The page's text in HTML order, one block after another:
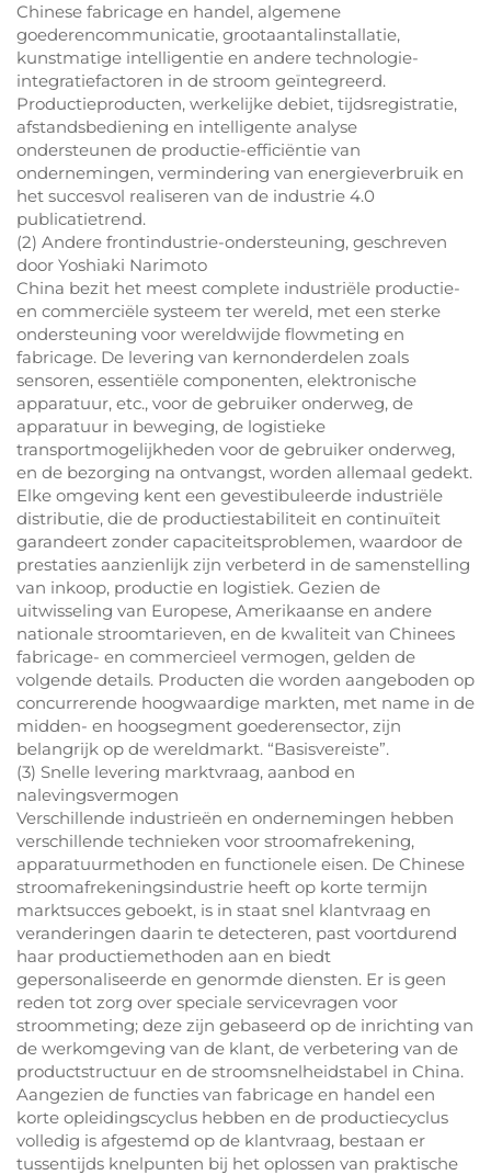
Chinese fabricage en handel, algemene
goederencommunicatie, grootaantalinstallatie,
kunstmatige intelligentie en andere technologie-
integratiefactoren in de stroom geïntegreerd.
Productieproducten, werkelijke debiet, tijdsregistratie,
afstandsbediening en intelligente analyse
ondersteunen de productie-efficiëntie van
ondernemingen, vermindering van energieverbruik en
het succesvol realiseren van de industrie 4.0
publicatietrend.
(2) Andere frontindustrie-ondersteuning, geschreven
door Yoshiaki Narimoto
China bezit het meest complete industriële productie-
en commerciële systeem ter wereld, met een sterke
ondersteuning voor wereldwijde flowmeting en
fabricage. De levering van kernonderdelen zoals
sensoren, essentiële componenten, elektronische
apparatuur, etc., voor de gebruiker onderweg, de
apparatuur in beweging, de logistieke
transportmogelijkheden voor de gebruiker onderweg,
en de bezorging na ontvangst, worden allemaal gedekt.
Elke omgeving kent een gevestibuleerde industriële
distributie, die de productiestabiliteit en continuïteit
garandeert zonder capaciteitsproblemen, waardoor de
prestaties aanzienlijk zijn verbeterd in de samenstelling
van inkoop, productie en logistiek. Gezien de
uitwisseling van Europese, Amerikaanse en andere
nationale stroomtarieven, en de kwaliteit van Chinees
fabricage- en commercieel vermogen, gelden de
volgende details. Producten die worden aangeboden op
concurrerende hoogwaardige markten, met name in de
midden- en hoogsegment goederensector, zijn
belangrijk op de wereldmarkt. “Basisvereiste”.
(3) Snelle levering marktvraag, aanbod en
nalevingsvermogen
Verschillende industrieën en ondernemingen hebben
verschillende technieken voor stroomafrekening,
apparatuurmethoden en functionele eisen. De Chinese
stroomafrekeningsindustrie heeft op korte termijn
marktsucces geboekt, is in staat snel klantvraag en
veranderingen daarin te detecteren, past voortdurend
haar productiemethoden aan en biedt
gepersonaliseerde en genormde diensten. Er is geen
reden tot zorg over speciale servicevragen voor
stroommeting; deze zijn gebaseerd op de inrichting van
de werkomgeving van de klant, de verbetering van de
productstructuur en de stroomsnelheidstabel in China.
Aangezien de functies van fabricage en handel een
korte opleidingscyclus hebben en de productiecyclus
volledig is afgestemd op de klantvraag, bestaan er
tussentijds knelpunten bij het oplossen van praktische